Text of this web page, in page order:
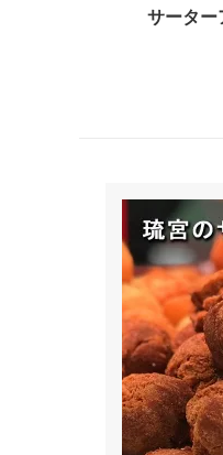
サーター